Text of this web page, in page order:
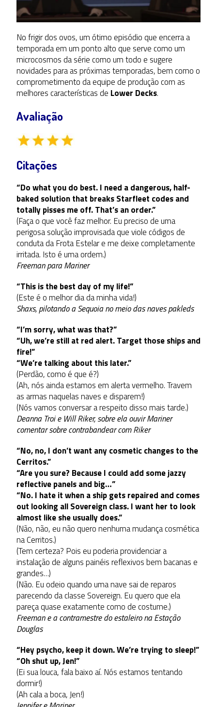
No frigir dos ovos, um ótimo episódio que encerra a
temporada em um ponto alto que serve como um
microcosmos da série como um todo e sugere
novidades para as próximas temporadas, bem como o
comprometimento da equipe de produção com as
melhores características de Lower Decks.
Avaliação
Citações
“Do what you do best. I need a dangerous, half-
baked solution that breaks Starfleet codes and
totally pisses me off. That’s an order.”
(Faça o que você faz melhor. Eu preciso de uma
perigosa solução improvisada que viole códigos de
conduta da Frota Estelar e me deixe completamente
irritada. Isto é uma ordem.)
Freeman para Mariner
“This is the best day of my life!”
(Este é o melhor dia da minha vida!)
Shaxs, pilotando a Sequoia no meio das naves pakleds
“I’m sorry, what was that?”
“Uh, we’re still at red alert. Target those ships and
fire!”
“We’re talking about this later.”
(Perdão, como é que é?)
(Ah, nós ainda estamos em alerta vermelho. Travem
as armas naquelas naves e disparem!)
(Nós vamos conversar a respeito disso mais tarde.)
Deanna Troi e Will Riker, sobre ela ouvir Mariner
comentar sobre contrabandear com Riker
“No, no, I don’t want any cosmetic changes to the
Cerritos.”
“Are you sure? Because I could add some jazzy
reflective panels and big…”
“No. I hate it when a ship gets repaired and comes
out looking all Sovereign class. I want her to look
almost like she usually does.”
(Não, não, eu não quero nenhuma mudança cosmética
na Cerritos.)
(Tem certeza? Pois eu poderia providenciar a
instalação de alguns painéis reflexivos bem bacanas e
grandes…)
(Não. Eu odeio quando uma nave sai de reparos
parecendo da classe Sovereign. Eu quero que ela
pareça quase exatamente como de costume.)
Freeman e a contramestre do estaleiro na Estação
Douglas
“Hey psycho, keep it down. We’re trying to sleep!”
“Oh shut up, Jen!”
(Ei sua louca, fala baixo aí. Nós estamos tentando
dormir!)
(Ah cala a boca, Jen!)